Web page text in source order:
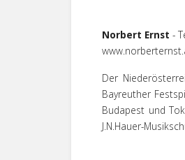
Norbert Ernst -
Der
Bayreuther
Budapest und
J.N.Hauer-